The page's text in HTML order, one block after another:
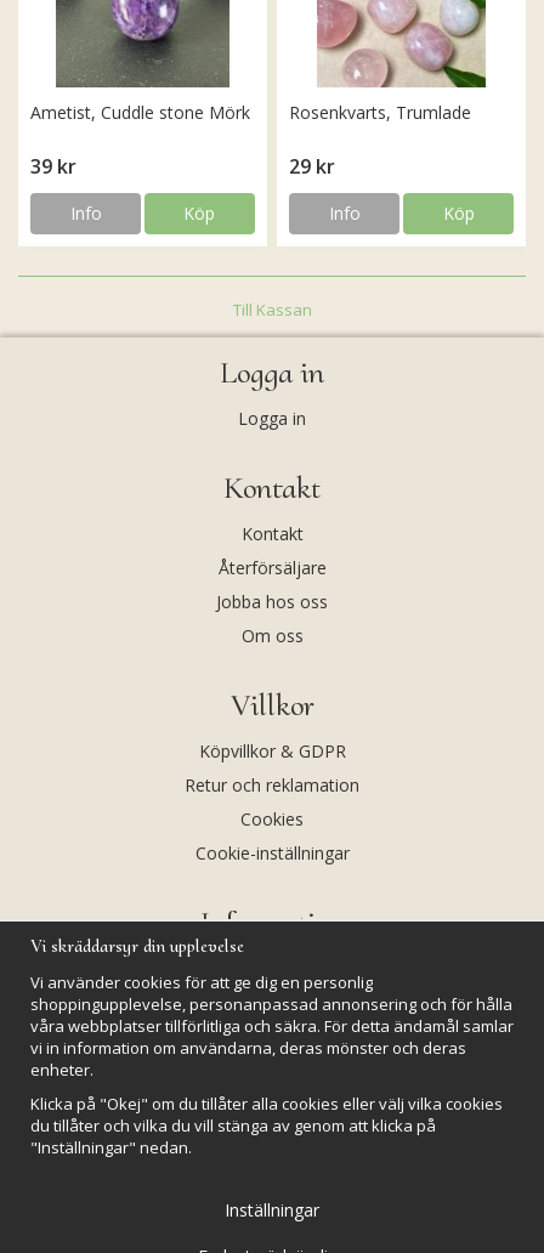
Ametist, Cuddle stone Mörk
39 kr
Info Köp
Rosenkvarts, Trumlade
29 kr
Info Köp
Till Kassan
Logga in
Logga in
Kontakt
Kontakt
Återförsäljare
Jobba hos oss
Om oss
Villkor
Köpvillkor & GDPR
Retur och reklamation
Cookies
Cookie-inställningar
Information
Kalendarium
Nyheter
Kristaller och fairtrade
Rena & Ladda kristaller
Vi skräddarsyr din upplevelse
Vi använder cookies för att ge dig en personlig
shoppingupplevelse, personanpassad annonsering och för hålla
våra webbplatser tillförlitliga och säkra. För detta ändamål samlar
vi in information om användarna, deras mönster och deras
enheter.
Klicka på "Okej" om du tillåter alla cookies eller välj vilka cookies
du tillåter och vilka du vill stänga av genom att klicka på
"Inställningar" nedan.
Inställningar